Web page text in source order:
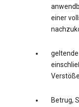
einer
Betrug,